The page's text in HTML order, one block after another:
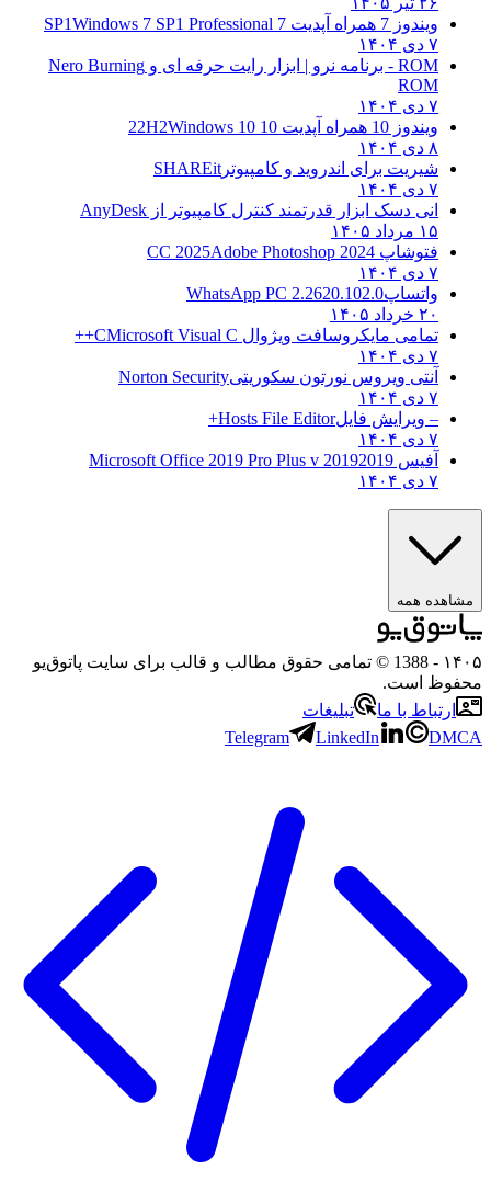
ویندوز 7 همراه آپدیت 7 SP1
Windows 7 SP1 Professional
۷ دی ۱۴۰۴
ROM - برنامه نرو | ابزار رایت حرفه ای و
Nero Burning
ROM
۷ دی ۱۴۰۴
ویندوز 10 همراه آپدیت 10 22H2
Windows 10
۸ دی ۱۴۰۴
شیریت برای اندروید و کامپیوتر SHAREit
۷ دی ۱۴۰۴
انی دسک ابزار قدرتمند کنترل کامپیوتر از AnyDesk
۱۵ مرداد ۱۴۰۵
فتوشاپ CC 2025 Adobe Photoshop 2024
۷ دی ۱۴۰۴
واتساپWhatsApp PC 2.2620.102.0
۲۰ خرداد ۱۴۰۵
تمامی مایکروسافت ویژوال C Microsoft Visual C++
۷ دی ۱۴۰۴
آنتی ویروس نورتون سکوریتیNorton Security
۷ دی ۱۴۰۴
– ویرایش فایلHosts File Editor+
۷ دی ۱۴۰۴
آفیس 2019 2019 Microsoft Office 2019 Pro Plus v
۷ دی ۱۴۰۴
مشاهده همه
۱۴۰۵
- 1388 © تمامی حقوق مطالب و قالب برای سایت پاتوق‌یو
محفوظ است.
ارتباط با ما
تبلیغات
Telegram
LinkedIn DMCA